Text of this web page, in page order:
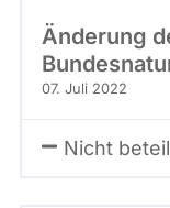
Änderung
07. Juli 2022
Nicht